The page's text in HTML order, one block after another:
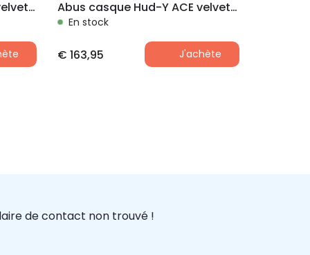
Abus casque Hud-Y ACE velvet black M 54-58 cm Abus casque Hud-Y ACE velvet black L 57-61 cm
En stock
€ 163,95 J'achète
de contact non trouvé !